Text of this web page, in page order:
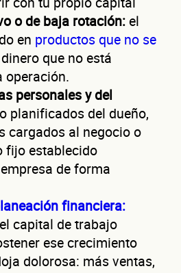
o de baja rotación:el
en productos que no se
que no está
operación.
personales y del
planificados del dueño,
cargados al negocio o
fijo establecido
de forma
financiera:
capital de trabajo
ese crecimiento
dolorosa: más ventas,